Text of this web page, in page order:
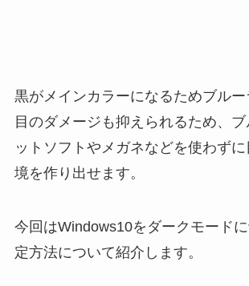
黒がメインカラーになるためブル
目のダメージも抑えられるため、
ットソフトやメガネなどを使わず
境を作り出せます。
今回はWindows10をダークモード
定方法について紹介します。